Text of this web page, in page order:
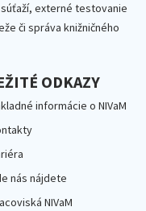
externé testovanie
či správa knižničného
ODKAZY
informácie o NIVaM
nás nájdete
NIVaM